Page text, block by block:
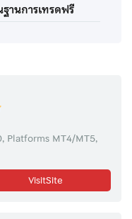
านการเทรดฟรี
Platforms MT4/MT5,
VisitSite